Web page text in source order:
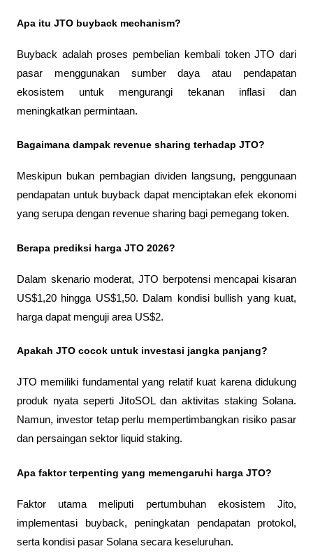
Apa itu JTO buyback mechanism?
Buyback adalah proses pembelian kembali token JTO dari
pasar menggunakan sumber daya atau pendapatan
ekosistem untuk mengurangi tekanan inflasi dan
meningkatkan permintaan.
Bagaimana dampak revenue sharing terhadap JTO?
Meskipun bukan pembagian dividen langsung, penggunaan
pendapatan untuk buyback dapat menciptakan efek ekonomi
yang serupa dengan revenue sharing bagi pemegang token.
Berapa prediksi harga JTO 2026?
Dalam skenario moderat, JTO berpotensi mencapai kisaran
US$1,20 hingga US$1,50. Dalam kondisi bullish yang kuat,
harga dapat menguji area US$2.
Apakah JTO cocok untuk investasi jangka panjang?
JTO memiliki fundamental yang relatif kuat karena didukung
produk nyata seperti JitoSOL dan aktivitas staking Solana.
Namun, investor tetap perlu mempertimbangkan risiko pasar
dan persaingan sektor liquid staking.
Apa faktor terpenting yang memengaruhi harga JTO?
Faktor utama meliputi pertumbuhan ekosistem Jito,
implementasi buyback, peningkatan pendapatan protokol,
serta kondisi pasar Solana secara keseluruhan.